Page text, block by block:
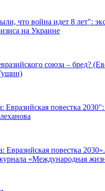
что война идет 8 лет":
на Украине
союза – бред?
Евразийская повестка
Евразийская повестка
«Международная